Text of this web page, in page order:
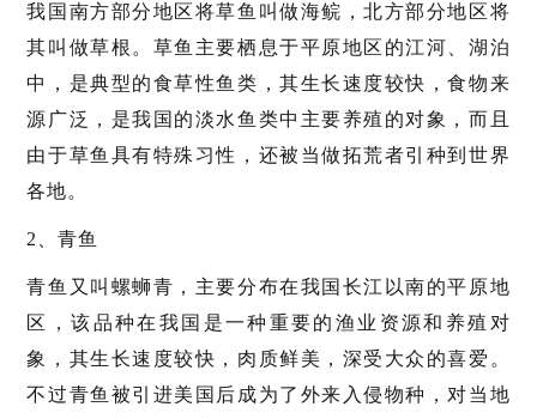
我国南方部分地区将草鱼叫做海鲩，北方部分地区将
其叫做草根。草鱼主要栖息于平原地区的江河、湖泊
中，是典型的食草性鱼类，其生长速度较快，食物来
源广泛，是我国的淡水鱼类中主要养殖的对象，而且
由于草鱼具有特殊习性，还被当做拓荒者引种到世界
各地。
2、青鱼
青鱼又叫螺蛳青，主要分布在我国长江以南的平原地
区，该品种在我国是一种重要的渔业资源和养殖对
象，其生长速度较快，肉质鲜美，深受大众的喜爱。
不过青鱼被引进美国后成为了外来入侵物种，对当地